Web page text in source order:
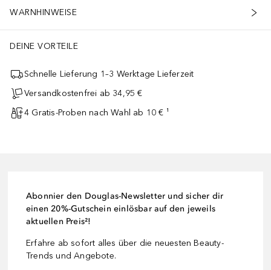
WARNHINWEISE
DEINE VORTEILE
Schnelle Lieferung 1–3 Werktage Lieferzeit
Versandkostenfrei ab 34,95 €
4 Gratis-Proben nach Wahl ab 10 € ¹
Abonnier den Douglas-Newsletter und sicher dir
einen 20%-Gutschein einlösbar auf den jeweils
aktuellen Preis²!
Erfahre ab sofort alles über die neuesten Beauty-
Trends und Angebote.